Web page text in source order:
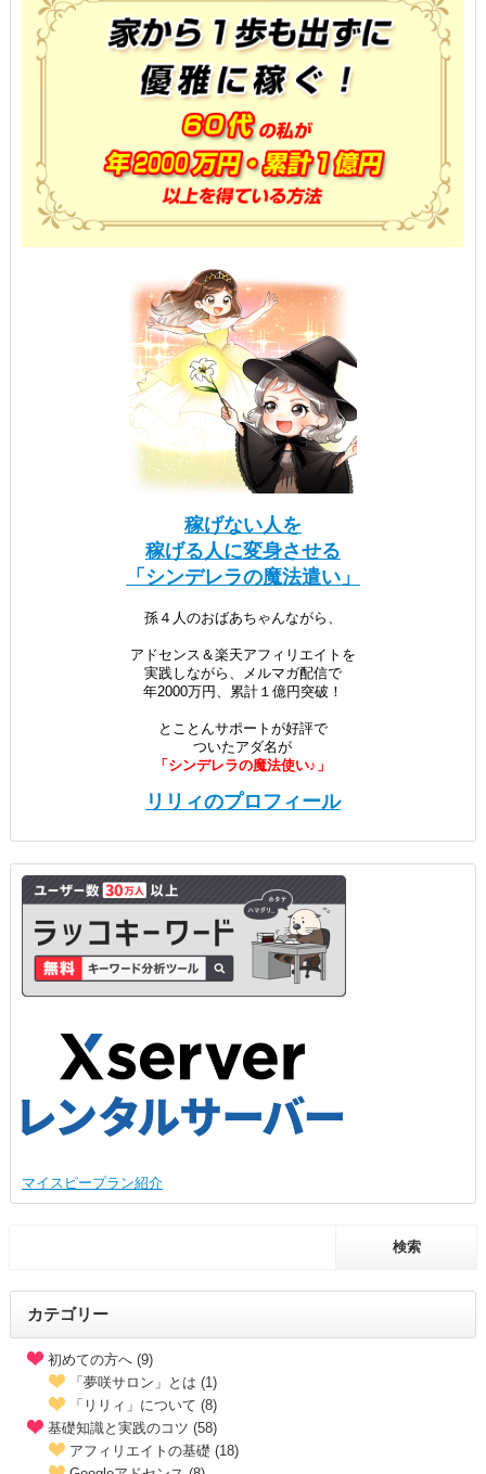
稼げない人を
稼げる人に変身させる
「シンデレラの魔法遣い」
孫４人のおばあちゃんながら、
アドセンス＆楽天アフィリエイトを
実践しながら、メルマガ配信で
年2000万円、累計１億円突破！
とことんサポートが好評で
ついたアダ名が
「シンデレラの魔法使い♪」
リリィのプロフィール
マイスピープラン紹介
カテゴリー
初めての方へ (9)
「夢咲サロン」とは (1)
「リリィ」について (8)
基礎知識と実践のコツ (58)
アフィリエイトの基礎 (18)